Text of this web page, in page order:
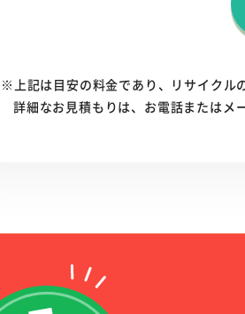
※上記は目安の料金であり、リサイクル
詳細なお見積もりは、お電話またはメ